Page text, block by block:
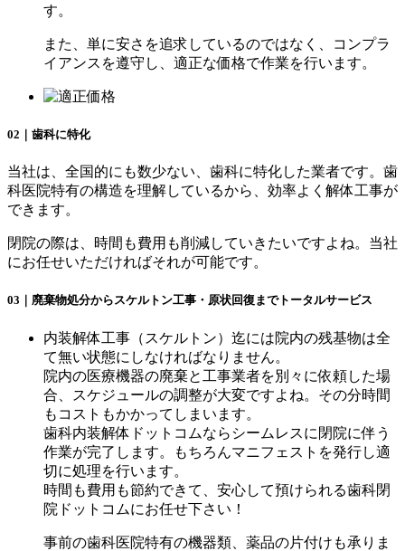
す。
また、単に安さを追求しているのではなく、コンプラ
イアンスを遵守し、適正な価格で作業を行います。
02｜歯科に特化
当社は、全国的にも数少ない、歯科に特化した業者です。歯
科医院特有の構造を理解しているから、効率よく解体工事が
できます。
閉院の際は、時間も費用も削減していきたいですよね。当社
にお任せいただければそれが可能です。
03｜廃棄物処分からスケルトン工事・原状回復までトータルサービス
内装解体工事（スケルトン）迄には院内の残基物は全
て無い状態にしなければなりません。
院内の医療機器の廃棄と工事業者を別々に依頼した場
合、スケジュールの調整が大変ですよね。その分時間
もコストもかかってしまいます。
歯科内装解体ドットコムならシームレスに閉院に伴う
作業が完了します。もちろんマニフェストを発行し適
切に処理を行います。
時間も費用も節約できて、安心して預けられる歯科閉
院ドットコムにお任せ下さい！
事前の歯科医院特有の機器類、薬品の片付けも承りま